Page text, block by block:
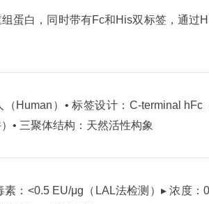
蛋白，同时带有Fc和His双标签，通过
Human） • 标签设计：C-terminal hFc
• 三聚体结构：天然活性构象
素：<0.5 EU/μg（LAL法检测）▸ 浓度：